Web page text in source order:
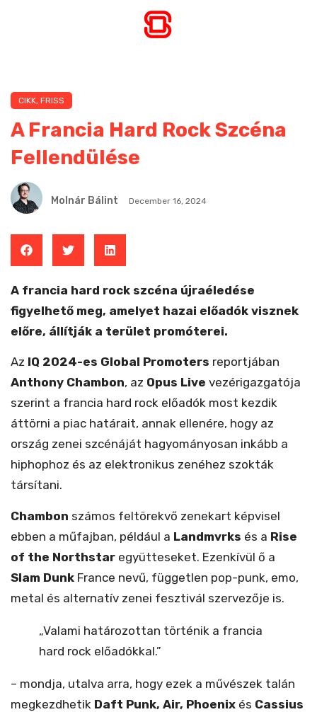
CIKK, FRISS
A Francia Hard Rock Szcéna
Fellendülése
Molnár Bálint December 16, 2024
A francia hard rock szcéna újraéledése
figyelhető meg, amelyet hazai előadók visznek
előre, állítják a terület promóterei.
Az IQ 2024-es Global Promoters reportjában
Anthony Chambon, az Opus Live vezérigazgatója
szerint a francia hard rock előadók most kezdik
áttörni a piac határait, annak ellenére, hogy az
ország zenei szcénáját hagyományosan inkább a
hiphophoz és az elektronikus zenéhez szokták
társítani.
Chambon számos feltörekvő zenekart képvisel
ebben a műfajban, például a Landmvrks és a Rise
of the Northstar együtteseket. Ezenkívül ő a
Slam Dunk France nevű, független pop-punk, emo,
metal és alternatív zenei fesztivál szervezője is.
„Valami határozottan történik a francia
hard rock előadókkal.”
– mondja, utalva arra, hogy ezek a művészek talán
megkezdhetik Daft Punk, Air, Phoenix és Cassius